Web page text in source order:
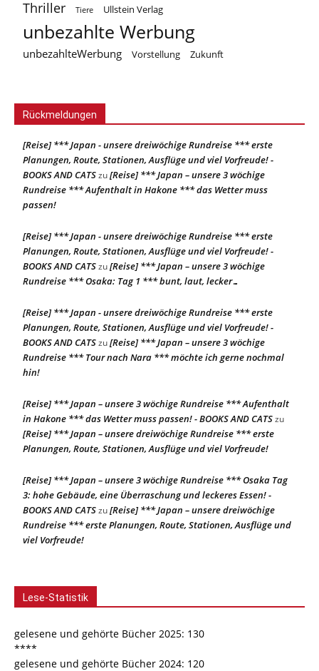
Thriller Tiere Ullstein Verlag
unbezahlte Werbung
unbezahlteWerbung Vorstellung Zukunft
Rückmeldungen
[Reise] *** Japan - unsere dreiwöchige Rundreise *** erste
Planungen, Route, Stationen, Ausflüge und viel Vorfreude! -
BOOKS AND CATSzu[Reise] *** Japan – unsere 3 wöchige
Rundreise *** Aufenthalt in Hakone *** das Wetter muss
passen!
[Reise] *** Japan - unsere dreiwöchige Rundreise *** erste
Planungen, Route, Stationen, Ausflüge und viel Vorfreude! -
BOOKS AND CATSzu[Reise] *** Japan – unsere 3 wöchige
Rundreise *** Osaka: Tag 1 *** bunt, laut, lecker…
[Reise] *** Japan - unsere dreiwöchige Rundreise *** erste
Planungen, Route, Stationen, Ausflüge und viel Vorfreude! -
BOOKS AND CATSzu[Reise] *** Japan – unsere 3 wöchige
Rundreise *** Tour nach Nara *** möchte ich gerne nochmal
hin!
[Reise] *** Japan – unsere 3 wöchige Rundreise *** Aufenthalt
in Hakone *** das Wetter muss passen! - BOOKS AND CATSzu
[Reise] *** Japan – unsere dreiwöchige Rundreise *** erste
Planungen, Route, Stationen, Ausflüge und viel Vorfreude!
[Reise] *** Japan – unsere 3 wöchige Rundreise *** Osaka Tag
3: hohe Gebäude, eine Überraschung und leckeres Essen! -
BOOKS AND CATSzu[Reise] *** Japan – unsere dreiwöchige
Rundreise *** erste Planungen, Route, Stationen, Ausflüge und
viel Vorfreude!
Lese-Statistik
gelesene und gehörte Bücher 2025: 130
****
gelesene und gehörte Bücher 2024: 120